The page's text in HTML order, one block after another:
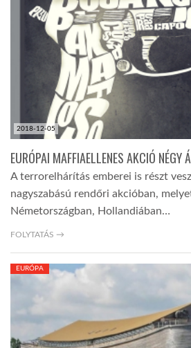
2018-12-05
EURÓPAI MAFFIAELLENES AKCIÓ NÉGY
A terrorelhárítás emberei is részt
nagyszabású rendőri akcióban,
Németországban, Hollandiában…
FOLYTATÁS →
EURÓPA